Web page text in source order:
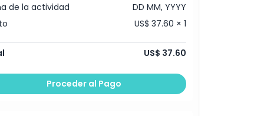
de la actividad
DD MM, YYYY
US$ 37.60 × 1
US$ 37.60
Proceder al Pago